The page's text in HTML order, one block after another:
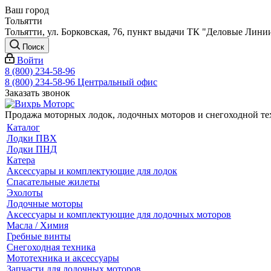
Ваш город
Тольятти
Тольятти, ул. Борковская, 76, пункт выдачи ТК "Деловые
Поиск
Войти
8 (800) 234-58-96
8 (800) 234-58-96 Центральный офис
Заказать звонок
Продажа моторных лодок, лодочных моторов и снегоходной
Каталог
Лодки ПВХ
Лодки ПНД
Катера
Аксессуары и комплектующие для лодок
Спасательные жилеты
Эхолоты
Лодочные моторы
Аксессуары и комплектующие для лодочных моторов
Масла / Химия
Гребные винты
Снегоходная техника
Мототехника и аксессуары
Запчасти для лодочных моторов